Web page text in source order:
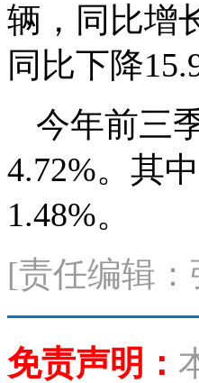
辆，同比增
同比下降
今年前三
4.72%。其
1.48%。
[责任编辑：
免责声明：